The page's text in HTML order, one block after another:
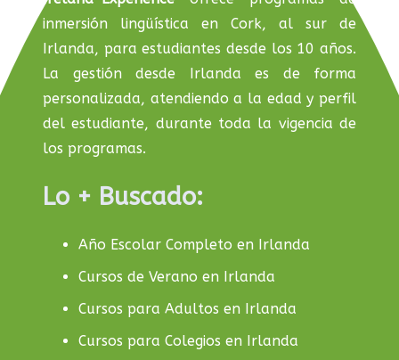
inmersión lingüística en Cork, al sur de
Irlanda, para estudiantes desde los 10 años.
La gestión desde Irlanda es de forma
personalizada, atendiendo a la edad y perfil
del estudiante, durante toda la vigencia de
los programas.
Lo + Buscado:
Año Escolar Completo en Irlanda
Cursos de Verano en Irlanda
Cursos para Adultos en Irlanda
Cursos para Colegios en Irlanda